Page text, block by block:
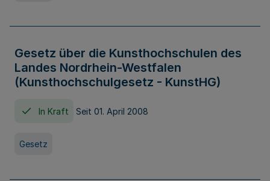
Gesetz über die Kunsthochschulen des
Landes Nordrhein-Westfalen
(Kunsthochschulgesetz - KunstHG)
In Kraft Seit 01. April 2008
Gesetz